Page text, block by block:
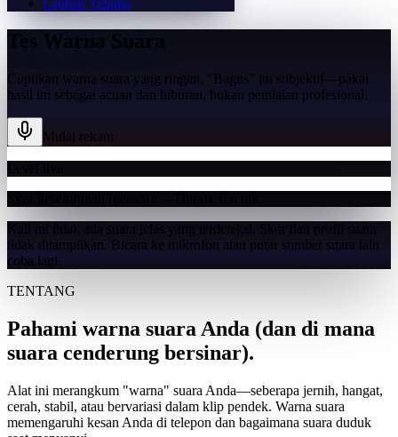
Latihan Telinga
Tes Warna Suara
Cuplikan warna suara yang ringan. "Bagus" itu subjektif—pakai
hasil ini sebagai acuan dan hiburan, bukan penilaian profesional.
Mulai rekam
Kali ini tidak ada suara jelas yang terdeteksi. Skor dan profil suara
tidak ditampilkan. Bicara ke mikrofon atau putar sumber suara lalu
coba lagi.
TENTANG
Pahami warna suara Anda (dan di mana
suara cenderung bersinar).
Alat ini merangkum "warna" suara Anda—seberapa jernih, hangat,
cerah, stabil, atau bervariasi dalam klip pendek. Warna suara
memengaruhi kesan Anda di telepon dan bagaimana suara duduk